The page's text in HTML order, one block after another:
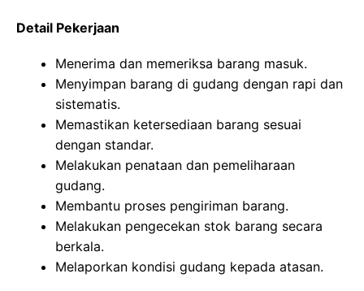
Detail Pekerjaan
Menerima dan memeriksa barang masuk.
Menyimpan barang di gudang dengan rapi dan
sistematis.
Memastikan ketersediaan barang sesuai
dengan standar.
Melakukan penataan dan pemeliharaan
gudang.
Membantu proses pengiriman barang.
Melakukan pengecekan stok barang secara
berkala.
Melaporkan kondisi gudang kepada atasan.